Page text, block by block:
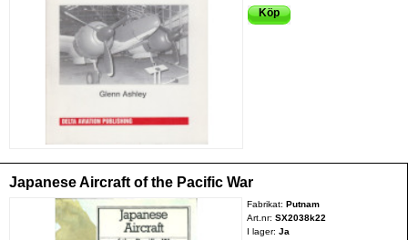
Köp
Japanese Aircraft of the Pacific War
Fabrikat:Putnam
Art.nr:SX2038k22
I lager: Ja